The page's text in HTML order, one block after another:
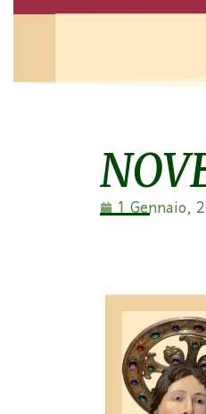
1 Gennaio,